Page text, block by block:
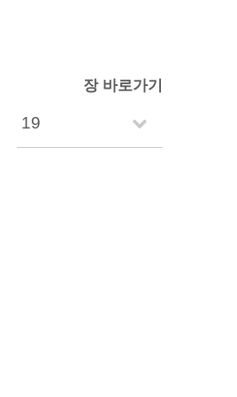
장 바로가기